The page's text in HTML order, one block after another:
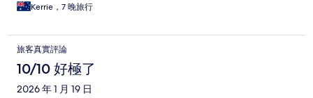
Kerrie，7 晚旅行
旅客真實評論
10/10 好極了
2026 年 1 月 19 日